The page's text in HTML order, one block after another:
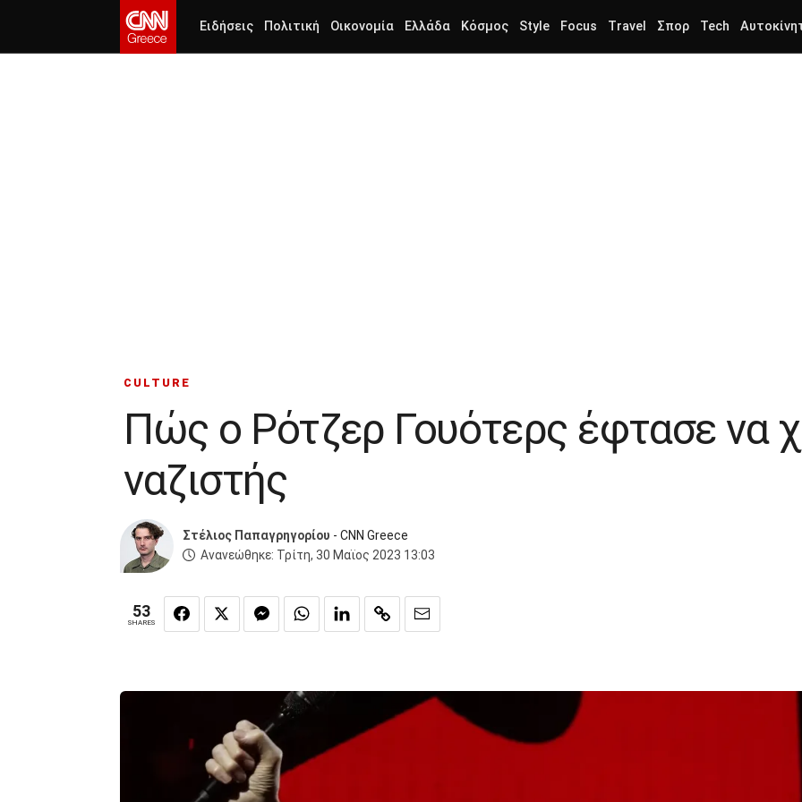
Ειδήσεις Πολιτική Οικονομία Ελλάδα Κόσμος Style Focus Travel Σπορ Tech
CULTURE
Πώς ο Ρότζερ Γουότερς έφτασε να
ναζιστής
Στέλιος Παπαγρηγορίου - CNN Greece
Ανανεώθηκε: Τρίτη, 30 Μαϊος 2023 13:03
53
SHARES